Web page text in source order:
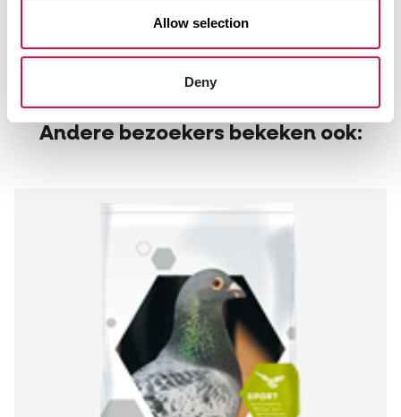
Allow selection
Deny
E321 butylhydroxytolueen (BHT) 1,1 mg
1a330 citroenzuur 1,5 mg
Andere bezoekers bekeken ook: